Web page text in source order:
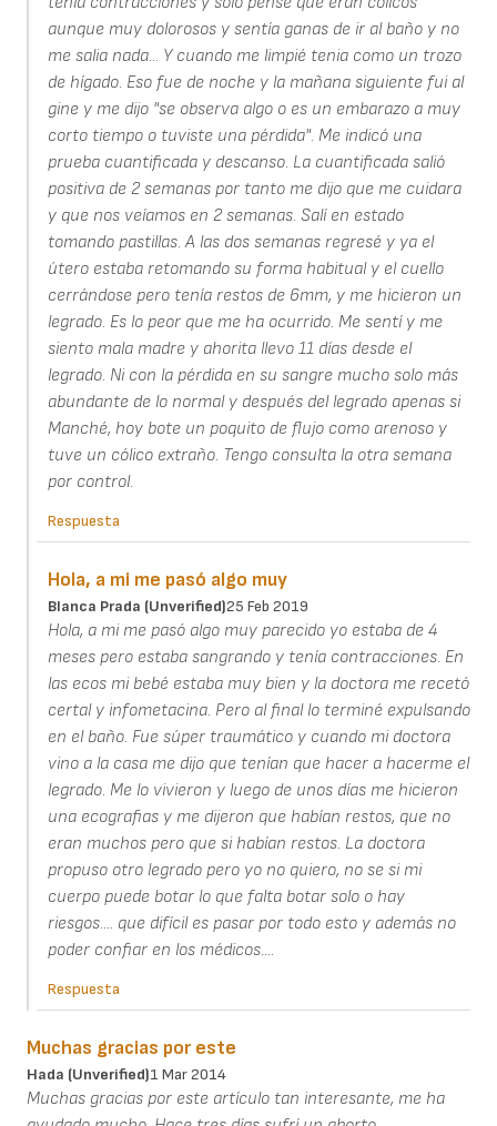
aunque muy dolorosos y sentía ganas de ir al baño y no
me salia nada... Y cuando me limpié tenia como un trozo
de hígado. Eso fue de noche y la mañana siguiente fui al
gine y me dijo "se observa algo o es un embarazo a muy
corto tiempo o tuviste una pérdida". Me indicó una
prueba cuantificada y descanso. La cuantificada salió
positiva de 2 semanas por tanto me dijo que me cuidara
y que nos veíamos en 2 semanas. Salí en estado
tomando pastillas. A las dos semanas regresé y ya el
útero estaba retomando su forma habitual y el cuello
cerrándose pero tenía restos de 6mm, y me hicieron un
legrado. Es lo peor que me ha ocurrido. Me sentí y me
siento mala madre y ahorita llevo 11 días desde el
legrado. Ni con la pérdida en su sangre mucho solo más
abundante de lo normal y después del legrado apenas si
Manché, hoy bote un poquito de flujo como arenoso y
tuve un cólico extraño. Tengo consulta la otra semana
por control.
Respuesta
Hola, a mi me pasó algo muy
Blanca Prada (unverified)25 Feb 2019
Hola, a mi me pasó algo muy parecido yo estaba de 4
meses pero estaba sangrando y tenía contracciones. En
las ecos mi bebé estaba muy bien y la doctora me recetó
certal y infometacina. Pero al final lo terminé expulsando
en el baño. Fue súper traumático y cuando mi doctora
vino a la casa me dijo que tenían que hacer a hacerme el
legrado. Me lo vivieron y luego de unos días me hicieron
una ecografias y me dijeron que habían restos, que no
eran muchos pero que si habían restos. La doctora
propuso otro legrado pero yo no quiero, no se si mi
cuerpo puede botar lo que falta botar solo o hay
riesgos.... que difícil es pasar por todo esto y además no
poder confiar en los médicos....
Respuesta
Muchas gracias por este
Hada (unverified)1 Mar 2014
Muchas gracias por este artículo tan interesante, me ha